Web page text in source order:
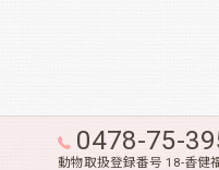
0478-75-
動物取扱登録番号 18-香